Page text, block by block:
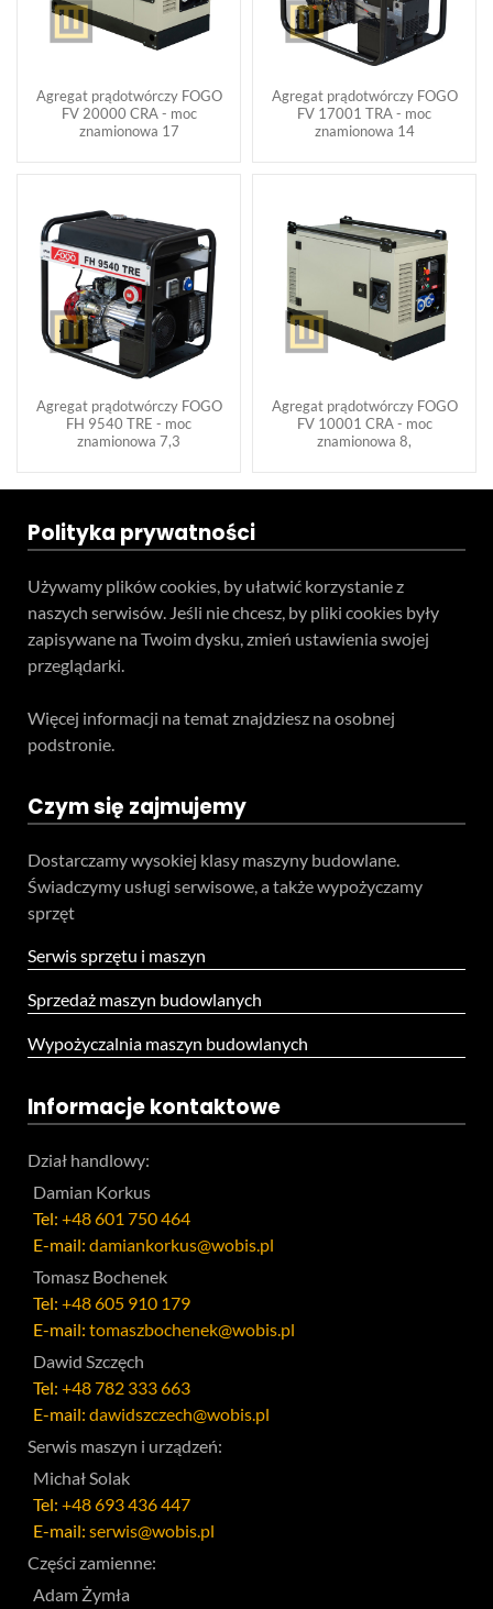
Agregat prądotwórczy FOGO
FV 20000 CRA - moc
znamionowa 17
Agregat prądotwórczy FOGO
FV 17001 TRA - moc
znamionowa 14
Agregat prądotwórczy FOGO
FH 9540 TRE - moc
znamionowa 7,3
Agregat prądotwórczy FOGO
FV 10001 CRA - moc
znamionowa 8,
Polityka prywatności
Używamy plików cookies, by ułatwić korzystanie z
naszych serwisów. Jeśli nie chcesz, by pliki cookies były
zapisywane na Twoim dysku, zmień ustawienia swojej
przeglądarki.
Więcej informacji na temat znajdziesz na osobnej
podstronie.
Czym się zajmujemy
Dostarczamy wysokiej klasy maszyny budowlane.
Świadczymy usługi serwisowe, a także wypożyczamy
sprzęt
Serwis sprzętu i maszyn
Sprzedaż maszyn budowlanych
Wypożyczalnia maszyn budowlanych
Informacje kontaktowe
Dział handlowy:
Damian Korkus
Tel: +48 601 750 464
E-mail: damiankorkus@wobis.pl
Tomasz Bochenek
Tel: +48 605 910 179
E-mail: tomaszbochenek@wobis.pl
Dawid Szczęch
Tel: +48 782 333 663
E-mail: dawidszczech@wobis.pl
Serwis maszyn i urządzeń:
Michał Solak
Tel: +48 693 436 447
E-mail: serwis@wobis.pl
Części zamienne:
Adam Żymła